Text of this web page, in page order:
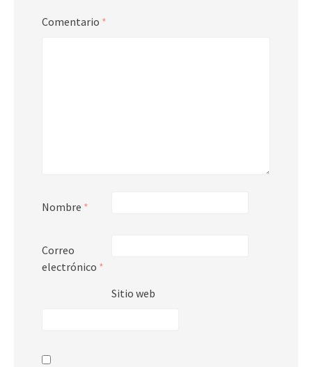
Comentario *
Nombre *
Correo
electrónico *
Sitio web